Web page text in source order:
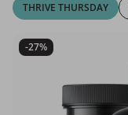
THRIVE THURSDAY
-27%